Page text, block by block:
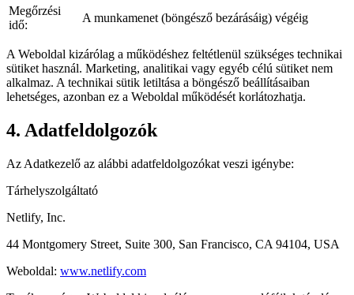
Megőrzési
idő:
A munkamenet (böngésző bezárásáig) végéig
A Weboldal kizárólag a működéshez feltétlenül szükséges technikai
sütiket használ. Marketing, analitikai vagy egyéb célú sütiket nem
alkalmaz. A technikai sütik letiltása a böngésző beállításaiban
lehetséges, azonban ez a Weboldal működését korlátozhatja.
4. Adatfeldolgozók
Az Adatkezelő az alábbi adatfeldolgozókat veszi igénybe:
Tárhelyszolgáltató
Netlify, Inc.
44 Montgomery Street, Suite 300, San Francisco, CA 94104, USA
Weboldal: www.netlify.com